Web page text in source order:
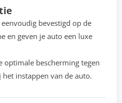
bevestigd op de
en geven je auto een luxe
optimale bescherming tegen
instappen van de auto.